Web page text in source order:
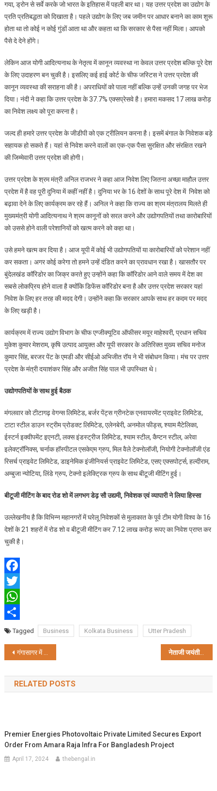
गया, ड्रोन से सर्वे करके जो भारत के इतिहास में पहली बार था। यह उत्तर प्रदेश का उद्योग के
प्रति प्रतिबद्धता को दिखाता है। पहले उद्योग के लिए जब जमीन पर आधार बनाने का काम शुरू
होता था तो कोई न कोई गुंडों आता था और कहता था कि सरकार से पैसा नहीं मिला। आपको
पैसे दे देने होंगे।
लेकिन आज योगी आदित्यनाथ के नेतृत्व में कानून व्यवस्था ना केवल उत्तर प्रदेश बल्कि पूरे देश
के लिए उदाहरण बन चुकी है। इसलिए कई हाई कोर्ट के चीफ जस्टिस ने उत्तर प्रदेश की
कानून व्यवस्था की सराहना की है। अपराधियों को पाला नहीं बल्कि उन्हें उनकी जगह पर भेज
दिया। नंदी ने कहा कि उत्तर प्रदेश के 37.7% एक्सप्रेसवे है। हमारा मकसद 17 लाख करोड़
का निवेश लक्ष्य को पूरा करना है।
जल्द ही हमारे उत्तर प्रदेश के जीडीपी को एक ट्रीलियन करना है। इसमें बंगाल के निवेशक बड़े
सहायक हो सकते हैं। यहां से निवेश करने वालों का एक-एक पैसा सुरक्षित और संरक्षित रखने
की जिम्मेवारी उत्तर प्रदेश की होगी।
उत्तर प्रदेश के श्रम मंत्री अनिल राजभर ने कहा आज निवेश लिए जितना अच्छा माहौल उत्तर
प्रदेश में है वह पूरी दुनिया में कहीं नहीं है। दुनिया भर के 16 देशों के साथ पूरे देश में निवेश को
बढ़ावा देने के लिए कार्यक्रम कर रहे हैं। अनिल ने कहा कि राज्य का श्रम मंत्रालय मिलते ही
मुख्यमंत्री योगी आदित्यनाथ ने श्रम कानूनों को सरल करने और उद्योगपतियों तथा कारोबारियों
को उससे होने वाली परेशानियों को खत्म करने को कहा था।
उसे हमने खत्म कर दिया है। आज यूपी में कोई भी उद्योगपतियों या कारोबारियों को परेशान नहीं
कर सकता। अगर कोई करेगा तो हमने उन्हें दंडित करने का प्रावधान रखा है। खासतौर पर
बुंदेलखंड कॉरिडोर का जिक्र करते हुए उन्होंने कहा कि कॉरिडोर आने वाले समय में देश का
सबसे लोकप्रिय होने वाला है क्योंकि डिफेंस कॉरिडोर बना है और उत्तर प्रदेश सरकार यहां
निवेश के लिए हर तरह की मदद देगी। उन्होंने कहा कि सरकार आपके साथ हर कदम पर मदद
के लिए खड़ी है।
कार्यक्रम में राज्य उद्योग विभाग के चीफ एग्जीक्यूटिव ऑफीसर मयूर माहेश्वरी, प्रधान सचिव
मुकेश कुमार मेशराम, कृषि उत्पाद आयुक्त और यूपी सरकार के अतिरिक्त मुख्य सचिव मनोज
कुमार सिंह, बरजर पेंट के एमडी और सीईओ अभिजीत रॉय ने भी संबोधन किया। मंच पर उत्तर
प्रदेश के मंत्री दयाशंकर सिंह और अजीत सिंह पाल भी उपस्थित थे।
उद्योगपतियों के साथ हुई बैठक
मंगलवार को टीटागढ़ वेगन्स लिमिटेड, बर्जर पेंट्स ग्रीनटेक एनवायरमेंट प्राइवेट लिमिटेड,
टाटा स्टील डाउन स्ट्रीम प्रोडक्ट लिमिटेड, एलेनबेरी, अनमोल फीड्स, श्याम मैटेलिका,
ईस्टर्न इक्वीपमेंट इएनटी, लक्स इंडस्ट्रीज लिमिटेड, श्याम स्टील, कैप्टन स्टील, अरेवा
इलेक्ट्रॉनिक्स, चर्नाक हॉस्पीटल एसकेएम ग्रुप, मिल वैले टेक्नोलॉजी, नियोगी टेक्नोलॉजी एंड
रिसर्च प्राइवेट लिमिटेड, डाइनेमिक इंजीनियर्स प्राइवेट लिमिटेड, एसए एक्सपोर्ट्स, हल्दीराम,
अम्बुजा न्योटिया, लिंडे ग्रुप, टेक्नो इलेक्ट्रिक ग्रुप के साथ बीटूजी मीटिंग हुई।
बीटूजी मीटिंग के बाद रोड शो में लगभग डेढ़ सौ उद्यमी,निवेशक एवं व्यापारी ने लिया हिस्सा
उल्लेखनीय है कि विभिन्न महानगरों में घरेलू निवेशकों से मुलाकात के पूर्व टीम योगी विश्व के 16
देशों के 21 शहरों में रोड शो व बीटूजी मीटिंग कर 7.12 लाख करोड़ रूपए का निवेश प्राप्त कर
चुकी है।
Facebook
Twitter
WhatsApp
ShareTagged Business Kolkata Business Utter Pradesh
Post
navigation
गंगासागर में NDRF ने तलाशा यात्रियों से भरे दो स्टीमर, 3 घंटे तक चल सर्च नेताजी जयंती पर कोलकाता आ रहे संघ प्रमुख, करेंगे महासम्मेलन
RELATED POSTS
Premier Energies Photovoltaic Private Limited Secures Export
Order From Amara Raja Infra For Bangladesh Project
April 17, 2024 thebengal.in